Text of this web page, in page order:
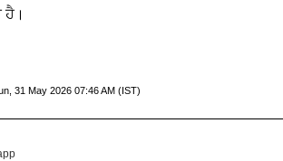
ਹੈ।
31 May 2026 07:46 AM (IST)